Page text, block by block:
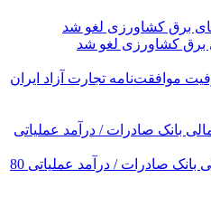
برق کشاورزی لغو شد
موافقت‌نامه تجارت آزاد ایران
تغییر مثبت در عملکرد مالی بانک صادرات / درآمد عملیاتی 80